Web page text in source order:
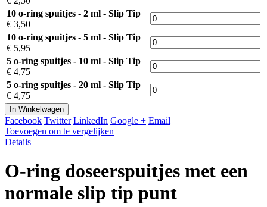
10 o-ring spuitjes - 2 ml - Slip Tip
€ 3,50
10 o-ring spuitjes - 5 ml - Slip Tip
€ 5,95
5 o-ring spuitjes - 10 ml - Slip Tip
€ 4,75
5 o-ring spuitjes - 20 ml - Slip Tip
€ 4,75
In Winkelwagen
Facebook Twitter LinkedIn Google + Email
Toevoegen om te vergelijken
Details
O-ring doseerspuitjes met een
normale slip tip punt